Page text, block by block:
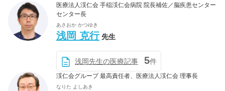
医療法人渓仁会 手稲渓仁会病院 院長補佐／脳疾患センター
センター長
あさおか かつゆき
浅岡 克行 先生
浅岡先生の医療記事 5件
渓仁会グループ 最高責任者、医療法人渓仁会 理事長
なりた よしあき